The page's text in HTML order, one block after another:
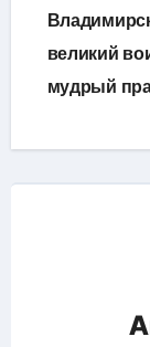
великий
мудрый